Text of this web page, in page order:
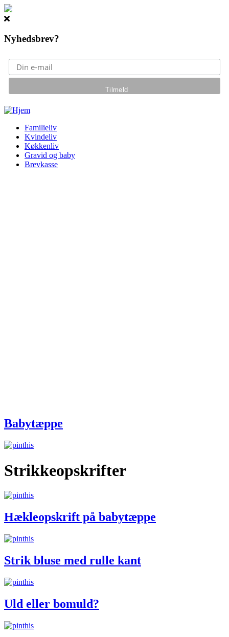
Nyhedsbrev?
Gå til hovedindhold
Familieliv
Kvindeliv
Køkkenliv
Gravid og baby
Brevkasse
Babytæppe
Strikkeopskrifter
Hækleopskrift på babytæppe
Strik bluse med rulle kant
Uld eller bomuld?